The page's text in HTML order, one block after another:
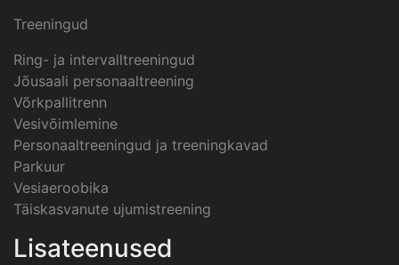
Treeningud
Ring- ja intervalltreeningud
Jõusaali personaaltreening
Võrkpallitrenn
Vesivõimlemine
Personaaltreeningud ja treeningkavad
Parkuur
Vesiaeroobika
Täiskasvanute ujumistreening
Lisateenused